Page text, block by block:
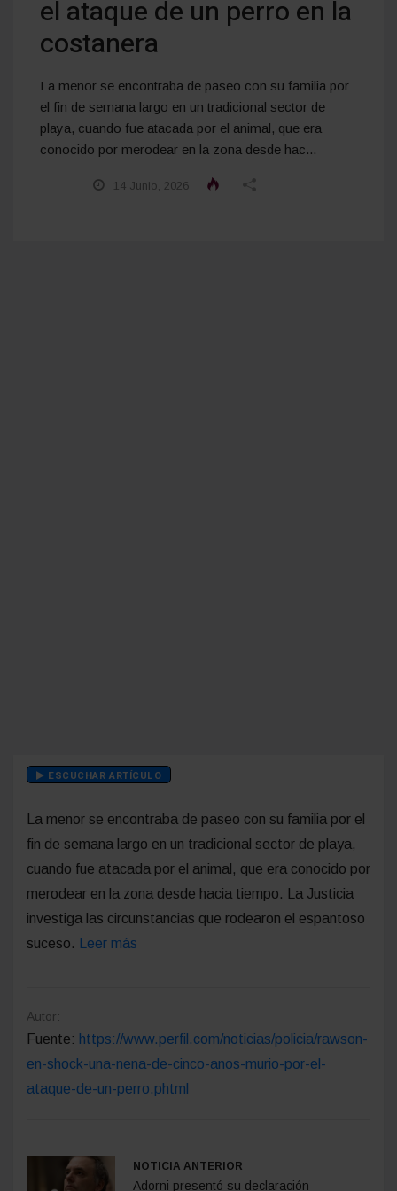
el ataque de un perro en la
costanera
La menor se encontraba de paseo con su familia por
el fin de semana largo en un tradicional sector de
playa, cuando fue atacada por el animal, que era
conocido por merodear en la zona desde hac...
14 Junio, 2026
ESCUCHAR ARTÍCULO
La menor se encontraba de paseo con su familia por el
fin de semana largo en un tradicional sector de playa,
cuando fue atacada por el animal, que era conocido por
merodear en la zona desde hacia tiempo. La Justicia
investiga las circunstancias que rodearon el espantoso
suceso.
Leer más
Autor:
Fuente: https://www.perfil.com/noticias/policia/rawson-
en-shock-una-nena-de-cinco-anos-murio-por-el-
ataque-de-un-perro.phtml
NOTICIA ANTERIOR
Adorni presentó su declaración